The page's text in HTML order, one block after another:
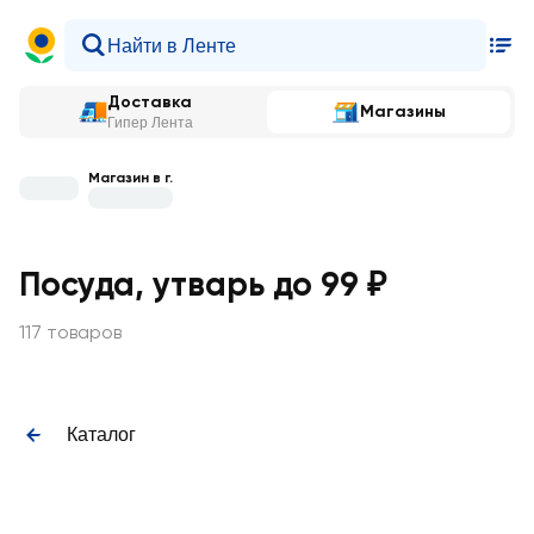
Доставка
Гипер Лента
Магазины
Магазин в г.
Посуда, утварь до 99 ₽
117 товаров
Каталог